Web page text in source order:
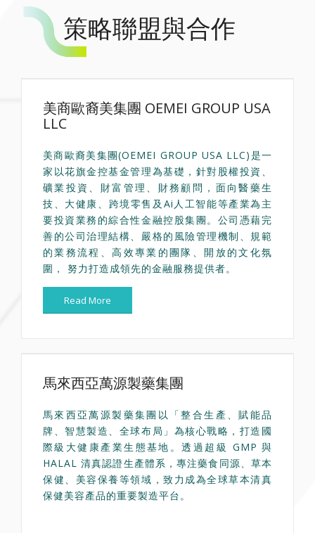
策略聯盟與合作
美商歐裔美集團 OEMEI GROUP USA
LLC
美商歐裔美集團(OEMEI GROUP USA LLC)是一
家以花旗金控基金管理為基礎，針對股權投資、
礦業投資、財富管理、財務顧問，面向醫藥生
技、大健康、跨境零售及Ai人工智能等產業為主
要投資業務的綜合性金融控股集團。公司憑藉完
善的公司治理結構、嚴格的風險管理機制、規範
的業務流程、高效專業的團隊、開放的文化氛
圍， 努力打造成領先的金融服務提供者。
Read More
馬來西亞萬源製藥集團
馬來西亞萬源製藥集團以「整合生產、賦能品
牌、智慧製造、全球布局」為核心戰略，打造國
際級大健康產業生態基地。透過超級 GMP 與
HALAL 清真認證生產體系，專注藥食同源、草本
保健、美容保養等領域，致力成為全球草本清真
保健美容產品的重要製造平台。